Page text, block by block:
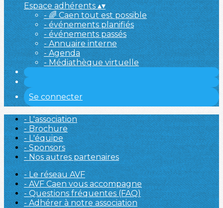
Espace adhérents▴▾
- 🌈 Caen tout est possible
- événements planifiés
- événements passés
- Annuaire interne
- Agenda
- Médiathèque virtuelle
Se connecter
- L'association
- Brochure
- L'équipe
- Sponsors
- Nos autres partenaires
- Le réseau AVF
- AVF Caen vous accompagne
- Questions fréquentes (FAQ)
- Adhérer à notre association